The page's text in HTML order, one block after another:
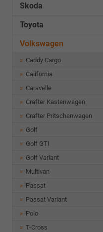
Skoda
Toyota
Volkswagen
Caddy Cargo
California
Caravelle
Crafter Kastenwagen
Crafter Pritschenwagen
Golf
Golf GTI
Golf Variant
Multivan
Passat
Passat Variant
Polo
T-Cross